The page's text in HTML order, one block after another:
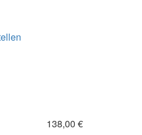
138,00 €